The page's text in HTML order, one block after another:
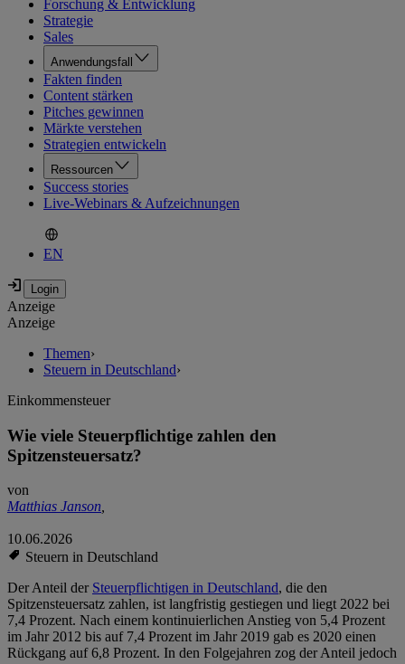
Forschung & Entwicklung
Strategie
Sales
Anwendungsfall
Fakten finden
Content stärken
Pitches gewinnen
Märkte verstehen
Strategien entwickeln
Ressourcen
Success stories
Live-Webinars & Aufzeichnungen
EN
Anzeige
Anzeige
Themen›
Steuern in Deutschland›
Einkommensteuer
Wie viele Steuerpflichtige zahlen den
Spitzensteuersatz?
von
Matthias Janson,
10.06.2026
Steuern in Deutschland
Der Anteil der Steuerpflichtigen in Deutschland, die den
Spitzensteuersatz zahlen, ist langfristig gestiegen und liegt 2022 bei
7,4 Prozent. Nach einem kontinuierlichen Anstieg von 5,4 Prozent
im Jahr 2012 bis auf 7,4 Prozent im Jahr 2019 gab es 2020 einen
Rückgang auf 6,8 Prozent. In den Folgejahren zog der Anteil jedoch